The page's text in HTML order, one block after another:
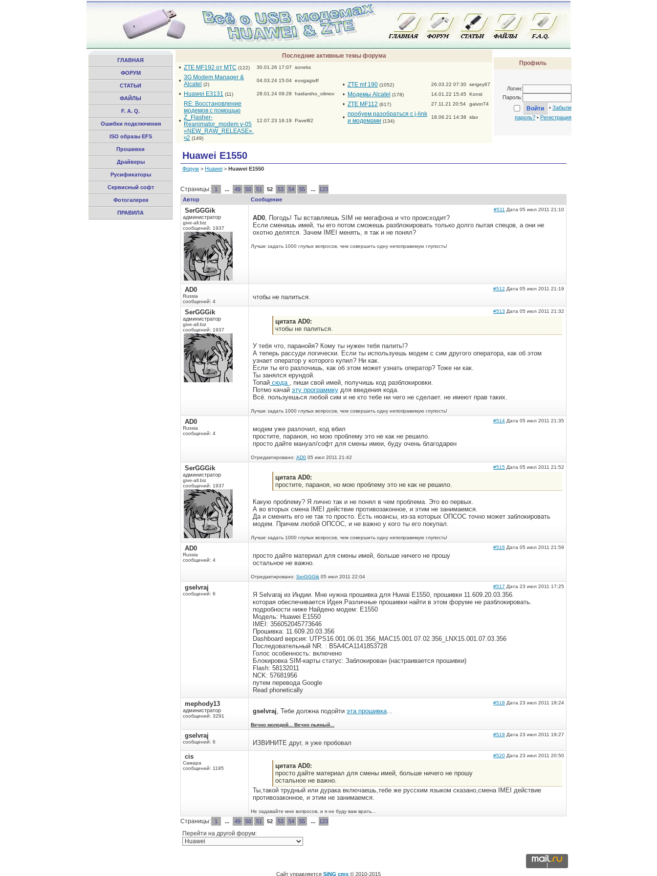
ГЛАВНАЯ
ФОРУМ
СТАТЬИ
ФАЙЛЫ
F. A. Q.
Ошибки подключения
ISO образы EFS
Прошивки
Драйверы
Русификаторы
Сервисный софт
Фотогалерея
ПРАВИЛА
Последние активные темы форума
• ZTE MF192 от МТС (122) 30.01.26 17:07 soneks
• 3G Modem Manager &
Alcatel
(2)
04.03.24 15:04 euvgagsdf
• Huawei E3131 (11) 28.01.24 09:28 haidarsho_olimov
•
RE: Восстановление
модемов с помощью
Z_Flasher-
Reanimator_modem v-05
«NEW_RAW_RELEASE».
ч2 (149)
12.07.23 16:19 Pavel82
• ZTE mf 190 (1052) 26.03.22 07:30 sergey67
• Модемы Alcatel (178) 14.01.22 15:45 Konst
• ZTE MF112 (617) 27.11.21 20:54 gaivor74
• пробуем разобраться с j-link
и модемами (134)
18.06.21 14:38 slav
Профиль
Логин:
Пароль:
• Забыли
пароль? • Регистрация
Huawei E1550
Форум > Huawei > Huawei E1550
Страницы: 1 ... 49 50 51 52 53 54 55 ...
123
Автор
Сообщение
SerGGGik
администратор
give-all.biz
сообщений: 1937
#511 Дата 05 июл 2011 21:10
AD0, Погодь! Ты вставляешь SIM не мегафона и что происходит?
Если сменишь имей, ты его потом сможешь разблокировать только долго пытая спецов, а они не
охотно делятся. Зачем IMEI менять, я так и не понял?
Лучше задать 1000 глупых вопросов, чем совершить одну непоправимую глупость!
AD0
Russia
сообщений: 4
#512 Дата 05 июл 2011 21:19
чтобы не палиться.
SerGGGik
администратор
give-all.biz
сообщений: 1937
#513 Дата 05 июл 2011 21:32
цитата AD0:
чтобы не палиться.
У тебя что, паранойя? Кому ты нужен тебя палить!?
А теперь рассуди логически. Если ты используешь модем с сим другого оператора, как об этом
узнает оператор у которого купил? Ни как.
Если ты его разлочишь, как об этом может узнать оператор? Тоже ни как.
Ты занялся ерундой.
Топай сюда , пиши свой имей, получишь код разблокировки.
Потмо качай эту программку для введения кода.
Всё. пользуешься любой сим и не кто тебе ни чего не сделает. не имеют прав таких.
Лучше задать 1000 глупых вопросов, чем совершить одну непоправимую глупость!
AD0
Russia
сообщений: 4
#514 Дата 05 июл 2011 21:35
модем уже разлочил, код вбил
простите, параноя, но мою проблему это не как не решило.
просто дайте мануал/софт для смены имеи, буду очень благодарен
Отредактировано: AD0 05 июл 2011 21:42
SerGGGik
администратор
give-all.biz
сообщений: 1937
#515 Дата 05 июл 2011 21:52
цитата AD0:
простите, параноя, но мою проблему это не как не решило.
Какую проблему? Я лично так и не понял в чем проблема. Это во первых.
А во вторых смена IMEI действие противозаконное, и этим не занимаемся.
Да и сменить его не так то просто. Есть нюансы, из-за которых ОПСОС точно может заблокировать
модем. Причем любой ОПСОС, и не важно у кого ты его покупал.
Лучше задать 1000 глупых вопросов, чем совершить одну непоправимую глупость!
AD0
Russia
сообщений: 4
#516 Дата 05 июл 2011 21:59
просто дайте материал для смены имей, больше ничего не прошу
остальное не важно.
Отредактировано: SerGGGik 05 июл 2011 22:04
gselvraj
сообщений: 6
#517 Дата 23 июл 2011 17:25
Я Selvaraj из Индии. Мне нужна прошивка для Huwai E1550, прошивки 11.609.20.03.356.
которая обеспечивается Идея.Различные прошивки найти в этом форуме не разблокировать.
подробности ниже Найдено модем: E1550
Модель: Huawei E1550
IMEI: 356052045773646
Прошивка: 11.609.20.03.356
Dashboard версия: UTPS16.001.06.01.356_MAC15.001.07.02.356_LNX15.001.07.03.356
Последовательный NR. : B5A4CA1141853728
Голос особенность: включено
Блокировка SIM-карты статус: Заблокирован (настраивается прошивки)
Flash: 58132011
NCK: 57681956
путем перевода Google
Read phonetically
mephody13
администратор
сообщений: 3291
#518 Дата 23 июл 2011 18:24
gselvraj, Тебе должна подойти эта прошивка...
Вечно молодой... Вечно пьяный...
gselvraj
сообщений: 6
#519 Дата 23 июл 2011 19:27
ИЗВИНИТЕ друг, я уже пробовал
cis
Самара
сообщений: 1195
#520 Дата 23 июл 2011 20:50
цитата AD0:
просто дайте материал для смены имей, больше ничего не прошу
остальное не важно.
Ты,такой трудный или дурака включаешь,тебе же русским языком сказано,смена IMEI действие
противозаконное, и этим не занимаемся.
Не задавайте мне вопросов, и я не буду вам врать...
Страницы: 1 ... 49 50 51 52 53 54 55 ... 123
Перейти на другой форум:
Сайт управляется SiNG cms © 2010-2015